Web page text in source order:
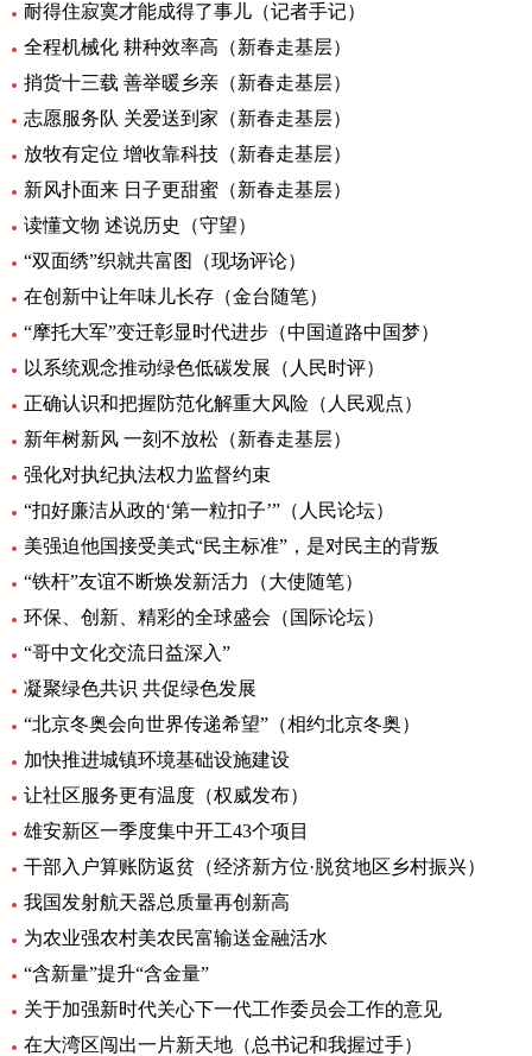
耐得住寂寞才能成得了事儿（记者手记）
全程机械化 耕种效率高（新春走基层）
捎货十三载 善举暖乡亲（新春走基层）
志愿服务队 关爱送到家（新春走基层）
放牧有定位 增收靠科技（新春走基层）
新风扑面来 日子更甜蜜（新春走基层）
读懂文物 述说历史（守望）
“双面绣”织就共富图（现场评论）
在创新中让年味儿长存（金台随笔）
“摩托大军”变迁彰显时代进步（中国道路中国梦）
以系统观念推动绿色低碳发展（人民时评）
正确认识和把握防范化解重大风险（人民观点）
新年树新风 一刻不放松（新春走基层）
强化对执纪执法权力监督约束
“扣好廉洁从政的‘第一粒扣子’”（人民论坛）
美强迫他国接受美式“民主标准”，是对民主的背叛
“铁杆”友谊不断焕发新活力（大使随笔）
环保、创新、精彩的全球盛会（国际论坛）
“哥中文化交流日益深入”
凝聚绿色共识 共促绿色发展
“北京冬奥会向世界传递希望”（相约北京冬奥）
加快推进城镇环境基础设施建设
让社区服务更有温度（权威发布）
雄安新区一季度集中开工43个项目
干部入户算账防返贫（经济新方位·脱贫地区乡村振兴）
我国发射航天器总质量再创新高
为农业强农村美农民富输送金融活水
“含新量”提升“含金量”
关于加强新时代关心下一代工作委员会工作的意见
在大湾区闯出一片新天地（总书记和我握过手）